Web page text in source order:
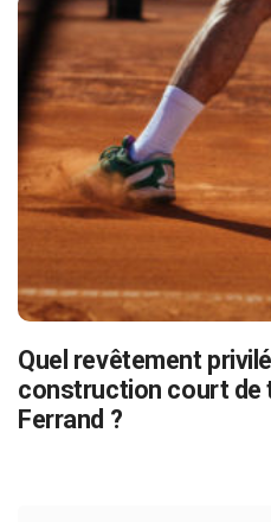
Quel revêtement
construction court de
Ferrand ?